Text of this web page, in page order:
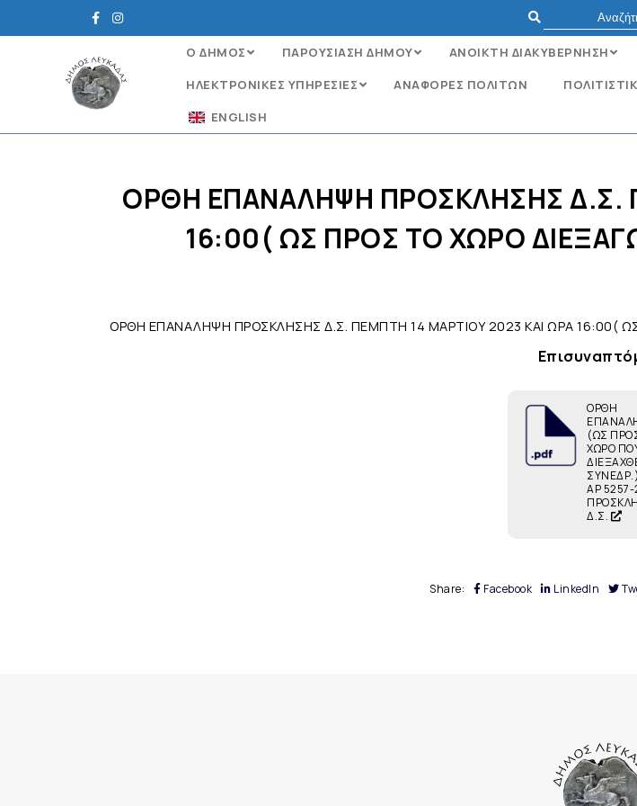
Ο ΔΗΜΟΣ ΠΑΡΟΥΣΙΑΣΗ ΔΗΜΟΥ ΑΝΟΙΚΤΗ ΔΙΑΚΥΒΕΡΝΗΣΗ
ΗΛΕΚΤΡΟΝΙΚΈΣ ΥΠΗΡΕΣΊΕΣ
ΑΝΑΦΟΡΈΣ ΠΟΛΙΤΏΝ
ENGLISH
ΟΡΘΗ ΕΠΑΝΑΛΗΨΗ ΠΡΟΣΚΛΗΣΗΣ Δ.Σ.
16:00( ΩΣ ΠΡΟΣ ΤΟ ΧΩΡΟ
ΟΡΘΗ ΕΠΑΝΑΛΗΨΗ ΠΡΟΣΚΛΗΣΗΣ Δ.Σ. ΠΕΜΠΤΗ 14 ΜΑΡΤΙΟΥ 2023 ΚΑΙ ΩΡΑ 16:00(
ΟΡΘΗ
(ΩΣ
ΧΩΡΟ
ΑΡ
Δ.Σ.
Share: Facebook LinkedIn